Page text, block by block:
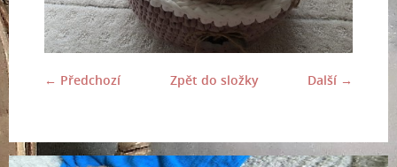
← Předchozí Další →
Zpět do složky